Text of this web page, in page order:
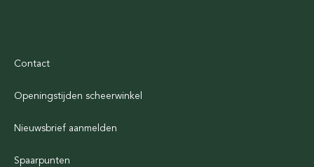
Contact
Openingstijden scheerwinkel
Nieuwsbrief aanmelden
Spaarpunten